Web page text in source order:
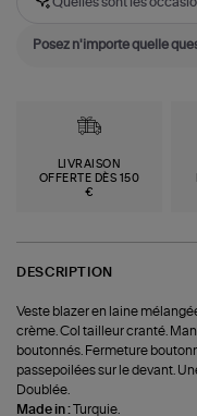
LIVRAISON
OFFERTE DÈS 150
€
DESCRIPTION
Veste blazer en laine
crème. Col tailleur cranté.
boutonnés. Fermeture
passepoilées sur le devant.
Doublée.
Made in :
Turquie.